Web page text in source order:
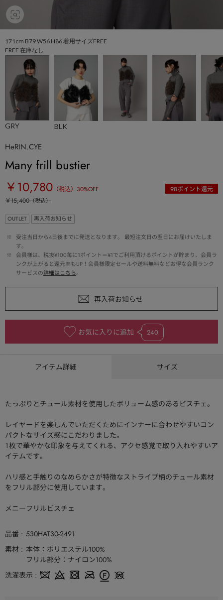
171cm B79 W56 H86 着用サイズFREE
FREE 在庫なし
GRY BLK
HeRIN.CYE
Many frill bustier
￥10,780 （税込） 30%OFF 98ポイント還元
￥15,400（税込）
OUTLET 再入荷お知らせ
※
受注当日から4日後までに発送となります。 最短注文日の翌日にお届けいたしま
す。
※
会員様は、税抜¥100毎に1ポイント＝¥1でご利用頂けるポイントが貯まり、会員ラ
ンクが上がると還元率もUP！会員様限定セールや送料無料などお得な会員ランク
サービスの詳細はこちら。
お気に入りに追加 240
アイテム詳細 サイズ
たっぷりとチュール素材を使用したボリューム感のあるビスチェ。
レイヤードを楽しんでいただくためにインナーに合わせやすいコン
パクトなサイズ感にこだわりました。
１枚で華やかな印象を与えてくれる、アクセ感覚で取り入れやすいア
イテムです。
ハリ感と手触りのなめらかさが特徴なストライプ柄のチュール素材
をフリル部分に使用しています。
メニーフリルビスチェ
品番
530HAT30-2491
素材
本体：ポリエステル100%
フリル部分：ナイロン100%
洗濯表示